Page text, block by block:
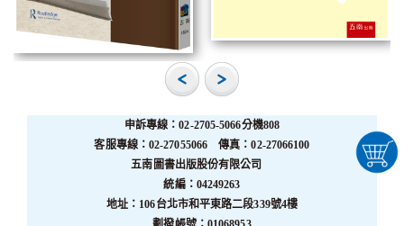
申訴專線：02-2705-5066分機808
客服專線：02-27055066 傳真：02-27066100
五南圖書出版股份有限公司
統編：04249263
地址：106台北市和平東路二段339號4樓